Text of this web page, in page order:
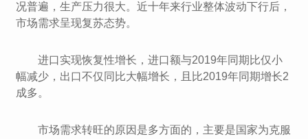
况普遍，生产压力很大。近十年来行业整体波动下行后，
市场需求呈现复苏态势。
进口实现恢复性增长，进口额与2019年同期比仅小
幅减少，出口不仅同比大幅增长，且比2019年同期增长2
成多。
市场需求转旺的原因是多方面的，主要是国家为克服